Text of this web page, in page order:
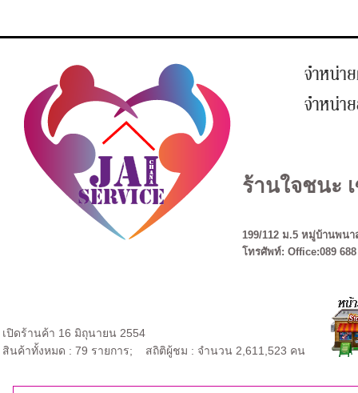
ร้านใจชนะ
199/112 ม.5 หมู่บ้านพน
โทรศัพท์: Office:089
เปิดร้านค้า 16 มิถุนายน 2554
สินค้าทั้งหมด : 79 รายการ; สถิติผู้ชม : จำนวน 2,611,523 คน